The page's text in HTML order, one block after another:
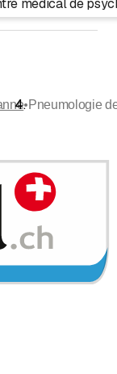
médical de
•Pneumologie